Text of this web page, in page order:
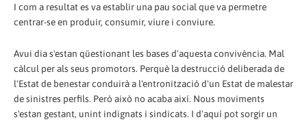
I com a resultat es va establir una pau social que va permetre
centrar-se en produir, consumir, viure i conviure.
Avui dia s'estan qüestionant les bases d'aquesta convivència. Mal
càlcul per als seus promotors. Perquè la destrucció deliberada de
l'Estat de benestar conduirà a l'entronització d'un Estat de malestar
de sinistres perfils. Però això no acaba així. Nous moviments
s'estan gestant, unint indignats i sindicats. I d'aquí pot sorgir un